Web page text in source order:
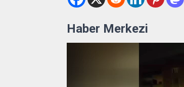
Haber Merkezi